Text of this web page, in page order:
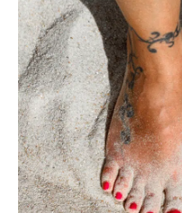
Comment
utiliser
Instagram
de
manière
efficace
?